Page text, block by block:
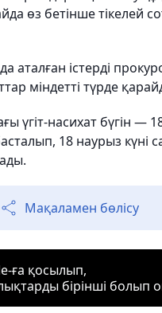
өз бетінше тікелей
аталған істерді
міндетті түрде
үгіт-насихат бүгін —
18 наурыз күні
Мақаламен бөлісу
ға қосылып,
бірінші болып